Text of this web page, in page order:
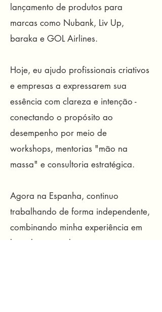
lançamento de produtos para
marcas como Nubank, Liv Up,
baraka e GOL Airlines.
Hoje, eu ajudo profissionais criativos
e empresas a expressarem sua
essência com clareza e intenção -
conectando o propósito ao
desempenho por meio de
workshops, mentorias "mão na
massa" e consultoria estratégica.
Agora na Espanha, continuo
trabalhando de forma independente,
combinando minha experiência em
branding e marketing com a escuta